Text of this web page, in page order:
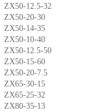
ZX50-12.5-32
ZX50-20-30
ZX50-14-35
ZX50-10-40
ZX50-12.5-50
ZX50-15-60
ZX50-20-7.5
ZX65-30-15
ZX65-25-32
ZX80-35-13